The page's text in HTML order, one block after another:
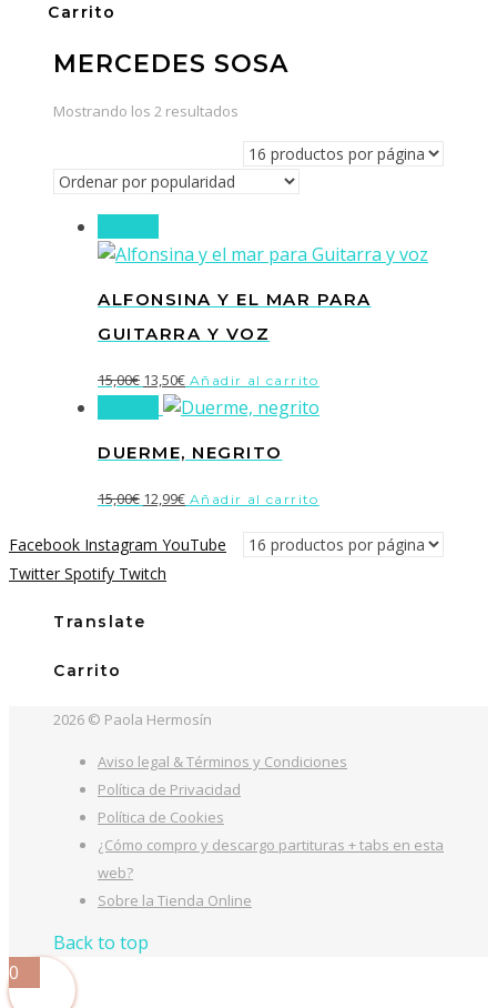
Carrito
MERCEDES SOSA
Mostrando los 2 resultados
popularidad
ALFONSINA Y EL MAR PARA
GUITARRA Y VOZ
15,00€ El
precio
era:
13,50€El
precio
es:
Añadir al carrito
DUERME, NEGRITO
15,00€ El
original
era:
12,99€El
actual
Añadir al carrito
Facebook Instagram YouTube
Twitter Spotify Twitch
Translate
Carrito
2026 © Paola Hermosín
Aviso legal & Términos y Condiciones
Política de Privacidad
Política de Cookies
¿Cómo compro y descargo partituras + tabs en esta
web?
Sobre la Tienda Online
Back to top
0